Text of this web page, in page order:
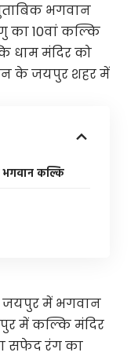
भगवान
का 10वां कल्कि
धाम मंदिर को
के जयपुर शहर में
भगवान कल्कि
जयपुर में भगवान
में ​कल्कि मंदिर
सफेद रंग का